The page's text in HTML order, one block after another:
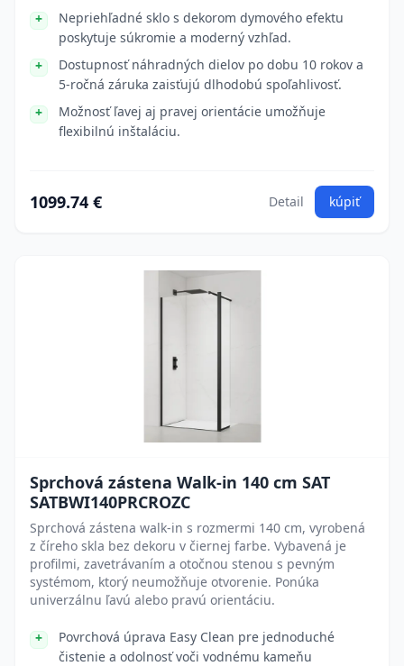
Nepriehľadné sklo s dekorom dymového efektu
poskytuje súkromie a moderný vzhľad.
Dostupnosť náhradných dielov po dobu 10 rokov a
5-ročná záruka zaisťujú dlhodobú spoľahlivosť.
Možnosť ľavej aj pravej orientácie umožňuje
flexibilnú inštaláciu.
1099.74 € Detail kúpiť
Sprchová zástena Walk-in 140 cm SAT
SATBWI140PRCROZC
Sprchová zástena walk-in s rozmermi 140 cm, vyrobená
z číreho skla bez dekoru v čiernej farbe. Vybavená je
profilmi, zavetrávaním a otočnou stenou s pevným
systémom, ktorý neumožňuje otvorenie. Ponúka
univerzálnu ľavú alebo pravú orientáciu.
Povrchová úprava Easy Clean pre jednoduché
čistenie a odolnosť voči vodnému kameňu